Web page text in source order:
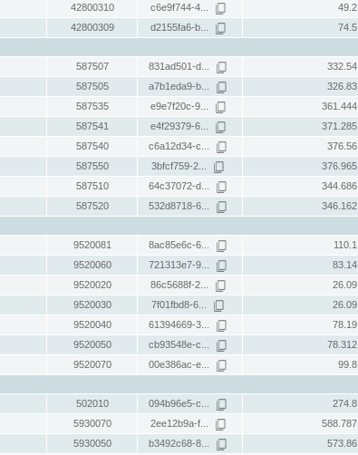
42800310 c6e9f744-4... 49.2
42800309 d2155fa6-b... 74.5
587507 831ad501-d... 332.54
587505 a7b1eda9-b... 326.83
587535 e9e7f20c-9... 361.444
587541 e4f29379-6... 371.285
587540 c6a12d34-c... 376.56
587550 3bfcf759-2... 376.965
587510 64c37072-d... 344.686
587520 532d8718-6... 346.162
9520081 8ac85e6c-6... 110.1
9520060 721313e7-9... 83.14
9520020 86c5688f-2... 26.09
9520030 7f01fbd8-6... 26.09
9520040 61394669-3... 78.19
9520050 cb93548e-c... 78.312
9520070 00e386ac-e... 99.8
502010 094b96e5-c... 274.8
5930070 2ee12b9a-f... 588.787
5930050 b3492c68-8... 573.86